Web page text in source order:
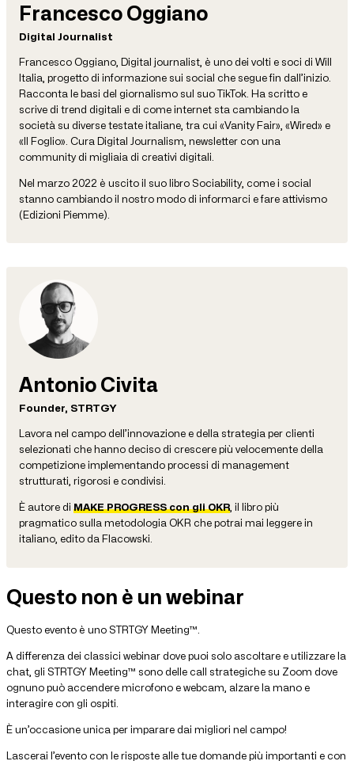
Francesco Oggiano
Digital Journalist
Francesco Oggiano, Digital journalist, è uno dei volti e soci di Will
Italia, progetto di informazione sui social che segue fin dall’inizio.
Racconta le basi del giornalismo sul suo TikTok. Ha scritto e
scrive di trend digitali e di come internet sta cambiando la
società su diverse testate italiane, tra cui «Vanity Fair», «Wired» e
«Il Foglio». Cura Digital Journalism, newsletter con una
community di migliaia di creativi digitali.
Nel marzo 2022 è uscito il suo libro Sociability, come i social
stanno cambiando il nostro modo di informarci e fare attivismo
(Edizioni Piemme).
Antonio Civita
Founder, STRTGY
Lavora nel campo dell’innovazione e della strategia per clienti
selezionati che hanno deciso di crescere più velocemente della
competizione implementando processi di management
strutturati, rigorosi e condivisi.
È autore di MAKE PROGRESS con gli OKR, il libro più
pragmatico sulla metodologia OKR che potrai mai leggere in
italiano, edito da Flacowski.
Questo non è un webinar
Questo evento è uno STRTGY Meeting™.
A differenza dei classici webinar dove puoi solo ascoltare e utilizzare la
chat, gli STRTGY Meeting™ sono delle call strategiche su Zoom dove
ognuno può accendere microfono e webcam, alzare la mano e
interagire con gli ospiti.
È un’occasione unica per imparare dai migliori nel campo!
Lascerai l’evento con le risposte alle tue domande più importanti e con